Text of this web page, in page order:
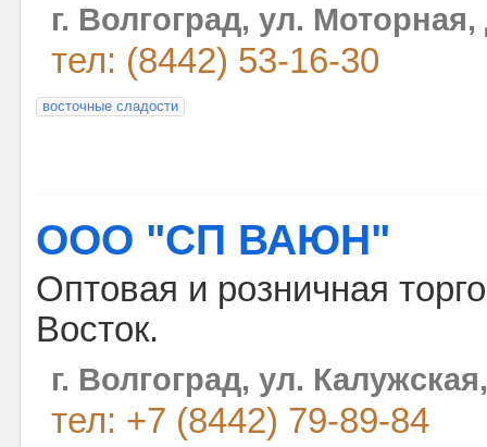
г. Волгоград, ул. Моторная,
тел: (8442) 53-16-30
восточные сладости
ООО "СП ВАЮН"
Оптовая и розничная
Восток.
г. Волгоград, ул.
тел: +7 (8442) 79-89-84